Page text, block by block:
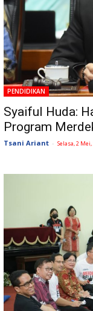
PENDIDIKAN
Syaiful Huda:
Program
Tsani Ariant - Selasa, 2